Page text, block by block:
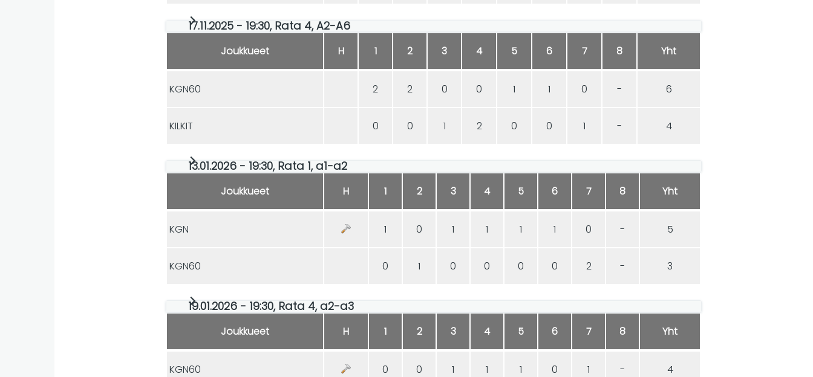
17.11.2025 - 19:30, Rata 4, A2-A6
Joukkueet H 1 2 3 4 5 6 7 8 Yht
KGN60 2 2 0 0 1 1 0 - 6
KILKIT 0 0 1 2 0 0 1 - 4
13.01.2026 - 19:30, Rata 1, a1-a2
Joukkueet H 1 2 3 4 5 6 7 8 Yht
KGN 1 0 1 1 1 1 0 - 5
KGN60 0 1 0 0 0 0 2 - 3
19.01.2026 - 19:30, Rata 4, a2-a3
Joukkueet H 1 2 3 4 5 6 7 8 Yht
KGN60 0 0 1 1 1 0 1 - 4